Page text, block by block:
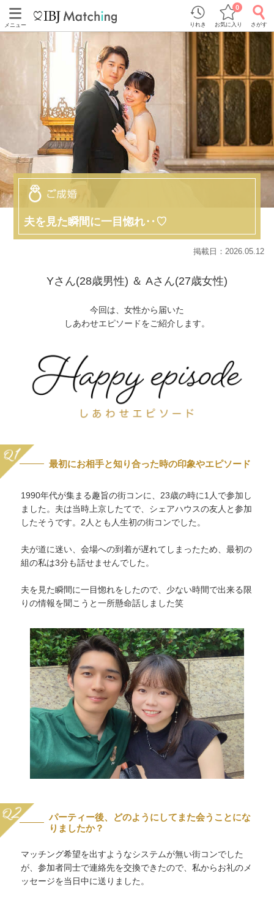
メニュー りれき お気に入り
0
さがす
夫を見た瞬間に一目惚れ‥♡
掲載日：2026.05.12
Yさん(28歳男性) ＆ Aさん(27歳女性)
今回は、女性から届いた
しあわせエピソードをご紹介します。
最初にお相手と知り合った時の印象やエピソード
1990年代が集まる趣旨の街コンに、23歳の時に1人で参加し
ました。夫は当時上京したてで、シェアハウスの友人と参加
したそうです。2人とも人生初の街コンでした。
夫が道に迷い、会場への到着が遅れてしまったため、最初の
組の私は3分も話せませんでした。
夫を見た瞬間に一目惚れをしたので、少ない時間で出来る限
りの情報を聞こうと一所懸命話しました笑
パーティー後、どのようにしてまた会うことにな
りましたか？
マッチング希望を出すようなシステムが無い街コンでした
が、参加者同士で連絡先を交換できたので、私からお礼のメ
ッセージを当日中に送りました。